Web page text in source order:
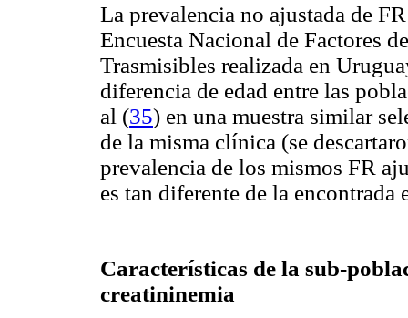
La prevalencia no ajustada de
Encuesta Nacional de Factores
Trasmisibles realizada en
diferencia de edad entre las
al (35) en una muestra similar
de la misma clínica (se
prevalencia de los mismos FR
es tan diferente de la encontrada
Características de la sub-
creatininemia